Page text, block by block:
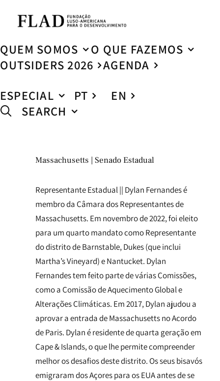
QUEM SOMOS
O QUE FAZEMOS
OUTSIDERS 2026
AGENDA
ESPECIAL
PT
EN
SEARCH
Massachusetts | Senado Estadual
Representante Estadual || Dylan Fernandes é
membro da Câmara dos Representantes de
Massachusetts. Em novembro de 2022, foi eleito
para um quarto mandato como Representante
do distrito de Barnstable, Dukes (que inclui
Martha’s Vineyard) e Nantucket. Dylan
Fernandes tem feito parte de várias Comissões,
como a Comissão de Aquecimento Global e
Alterações Climáticas. Em 2017, Dylan ajudou a
aprovar a entrada de Massachusetts no Acordo
de Paris. Dylan é residente de quarta geração em
Cape & Islands, o que lhe permite compreender
melhor os desafios deste distrito. Os seus bisavós
emigraram dos Açores para os EUA antes de se